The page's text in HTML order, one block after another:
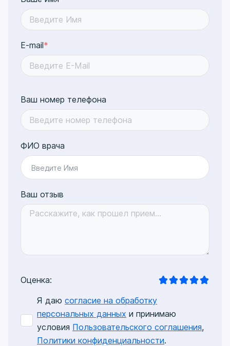
E-mail*
Ваш номер телефона
ФИО врача
Введите Имя
Оценка:
Ваш отзыв
Я даю согласие на обработку
персональных данных и принимаю
условия Пользовательского соглашения,
Политики конфиденциальности.